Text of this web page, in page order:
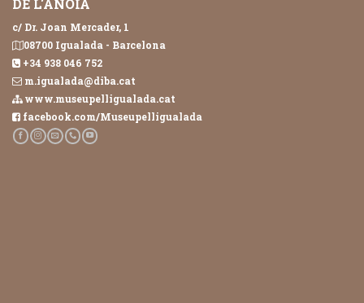
DE L'ANOIA
c/ Dr. Joan Mercader, 1
08700 Igualada - Barcelona
+34 938 046 752
m.igualada@diba.cat
www.museupelligualada.cat
facebook.com/Museupelligualada